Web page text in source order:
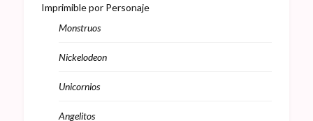
Imprimible por Personaje
Monstruos
Nickelodeon
Unicornios
Angelitos